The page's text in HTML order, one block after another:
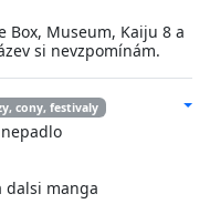
Box, Museum, Kaiju 8 a
si nevzpomínám.
cony, festivaly
dalsi manga